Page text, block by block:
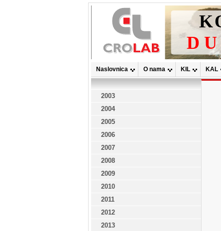
Naslovnica O nama KIL KAL
2003
2004
2005
2006
2007
2008
2009
2010
2011
2012
2013